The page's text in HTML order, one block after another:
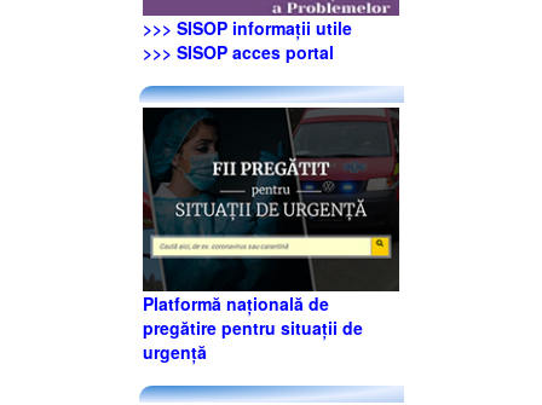
>>> SISOP informaţii utile
>>> SISOP acces portal
Platformă națională de
pregătire pentru situații de
urgență